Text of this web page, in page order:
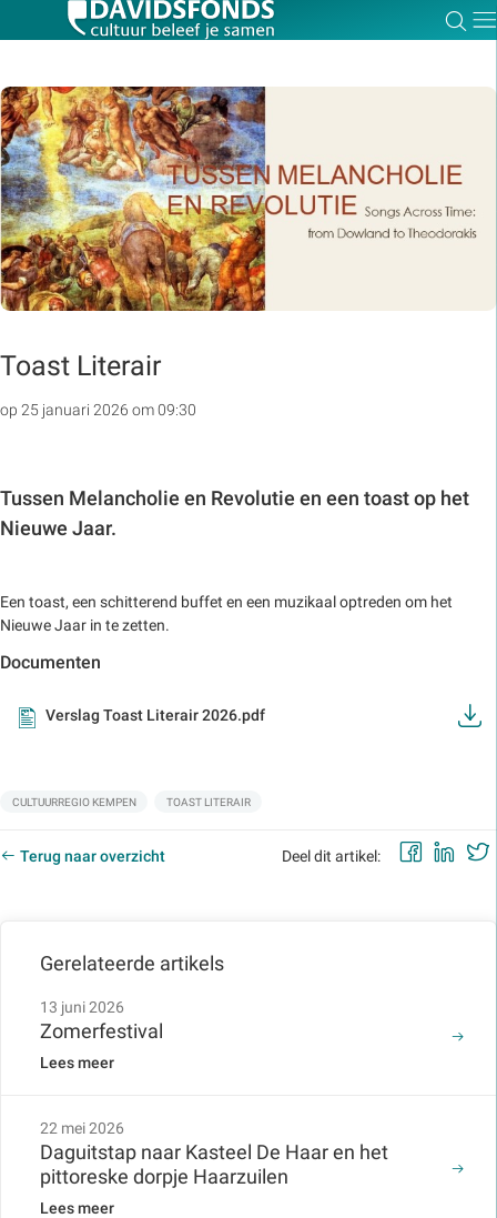
Toast Literair
op 25 januari 2026 om 09:30
Tussen Melancholie en Revolutie en een toast op het
Nieuwe Jaar.
Een toast, een schitterend buffet en een muzikaal optreden om het
Nieuwe Jaar in te zetten.
Documenten
Verslag Toast Literair 2026.pdf
Labels:
CULTUURREGIO KEMPEN TOAST LITERAIR
Terug naar overzicht Deel dit artikel:
Gerelateerde artikels
13 juni 2026
Zomerfestival
Lees meer
22 mei 2026
Daguitstap naar Kasteel De Haar en het
pittoreske dorpje Haarzuilen
Lees meer
Zoek:
Zoeken